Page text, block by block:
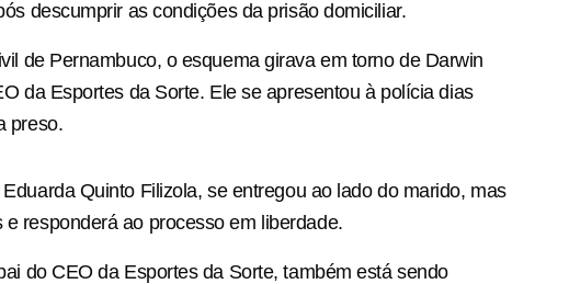
descumprir as condições da prisão domiciliar.
de Pernambuco, o esquema girava em torno de Darwin
da Esportes da Sorte. Ele se apresentou à polícia dias
preso.
Quinto Filizola, se entregou ao lado do marido, mas
responderá ao processo em liberdade.
do CEO da Esportes da Sorte, também está sendo